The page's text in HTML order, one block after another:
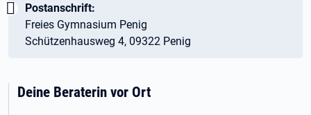
Wichtig:
Postanschrift:
Freies Gymnasium Penig
Schützenhausweg 4, 09322 Penig
Deine Beraterin vor Ort